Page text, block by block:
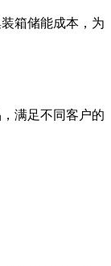
箱储能成本，为
满足不同客户的